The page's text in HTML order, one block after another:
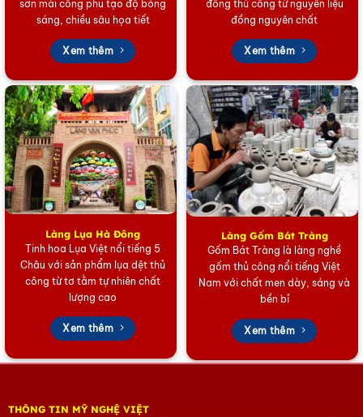
sơn mài công phu tạo độ bóng
sáng, chiều sâu họa tiết
Xem thêm
đồng thủ công từ nguyên liệu
đồng nguyên chất
Xem thêm
Làng Lụa Hà Đông
Tinh hoa Lụa Việt nổi tiếng 5
Châu với sản phẩm lụa dệt thủ
công từ tơ tằm tự nhiên chất
lượng cao
Xem thêm
Làng Gốm Bát Tràng
Gốm Bát Tràng là làng nghề
gốm thủ công nổi tiếng Việt
Nam với chất men dày, sáng và
bền bỉ
Xem thêm
THÔNG TIN MỸ NGHỆ VIỆT